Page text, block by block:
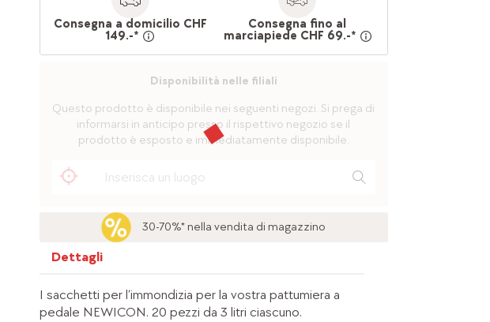
Consegna a domicilio CHF
149.-*
Consegna fino al
marciapiede CHF 69.-*
Disponibilità nelle filiali
Questo prodotto è disponibile nei seguenti negozi. Si prega di
informarsi in anticipo presso il rispettivo negozio se il
prodotto è esposto e immediatamente disponibile.
30-70%* nella vendita di magazzino
Dettagli
I sacchetti per l’immondizia per la vostra pattumiera a
pedale NEWICON. 20 pezzi da 3 litri ciascuno.